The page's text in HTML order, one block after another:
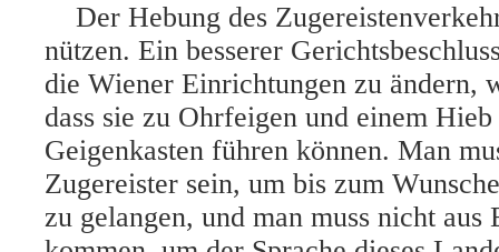
Der Hebung des
nützen. Ein besserer
die Wiener Einrichtungen zu ändern,
dass sie zu Ohrfeigen und einem
Geigenkasten führen können. Man
Zugereister sein, um bis zum
zu gelangen, und man muss nicht aus